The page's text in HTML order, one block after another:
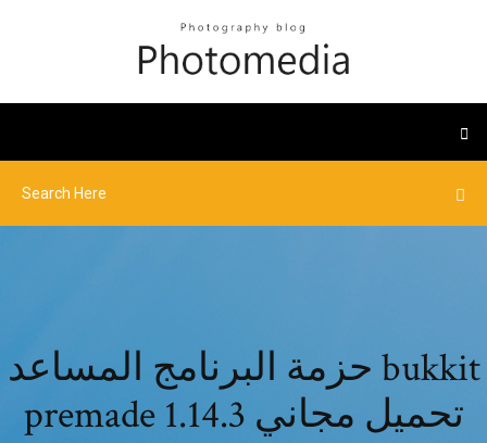
حزمة البرنامج المساعد bukkit
premade 1.14.3 تحميل مجاني